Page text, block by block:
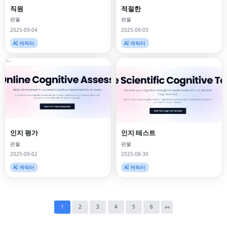
직원
편물
2025-09-04
AI 캐릭터
적절한
편물
2025-09-03
AI 캐릭터
인지 평가
편물
2025-09-02
AI 캐릭터
인지 테스트
편물
2025-08-30
AI 캐릭터
1 2 3 4 5 6 »«